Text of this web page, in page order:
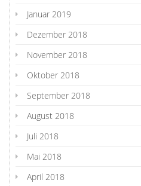
Januar 2019
Dezember 2018
November 2018
Oktober 2018
September 2018
August 2018
Juli 2018
Mai 2018
April 2018